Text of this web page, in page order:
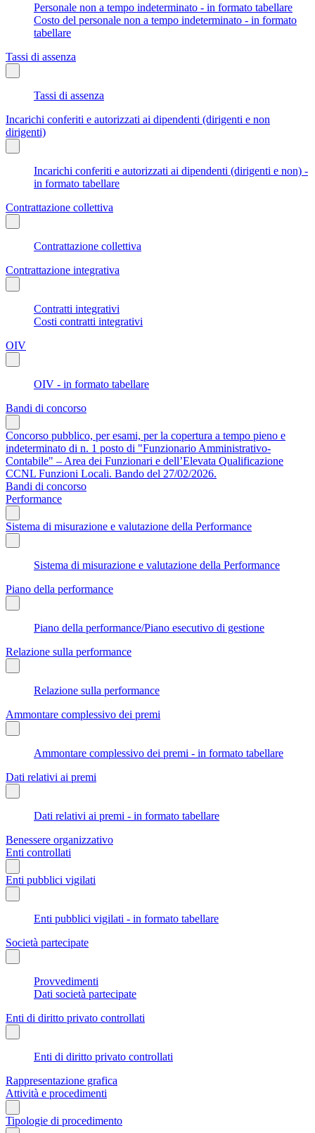
Personale non a tempo indeterminato - in formato tabellare
Costo del personale non a tempo indeterminato - in formato
tabellare
Tassi di assenza
Tassi di assenza
Incarichi conferiti e autorizzati ai dipendenti (dirigenti e non
dirigenti)
Incarichi conferiti e autorizzati ai dipendenti (dirigenti e non) -
in formato tabellare
Contrattazione collettiva
Contrattazione collettiva
Contrattazione integrativa
Contratti integrativi
Costi contratti integrativi
OIV
OIV - in formato tabellare
Bandi di concorso
Concorso pubblico, per esami, per la copertura a tempo pieno e
indeterminato di n. 1 posto di "Funzionario Amministrativo-
Contabile" – Area dei Funzionari e dell’Elevata Qualificazione
CCNL Funzioni Locali. Bando del 27/02/2026.
Bandi di concorso
Performance
Sistema di misurazione e valutazione della Performance
Sistema di misurazione e valutazione della Performance
Piano della performance
Piano della performance/Piano esecutivo di gestione
Relazione sulla performance
Relazione sulla performance
Ammontare complessivo dei premi
Ammontare complessivo dei premi - in formato tabellare
Dati relativi ai premi
Dati relativi ai premi - in formato tabellare
Benessere organizzativo
Enti controllati
Enti pubblici vigilati
Enti pubblici vigilati - in formato tabellare
Società partecipate
Provvedimenti
Dati società partecipate
Enti di diritto privato controllati
Enti di diritto privato controllati
Rappresentazione grafica
Attività e procedimenti
Tipologie di procedimento